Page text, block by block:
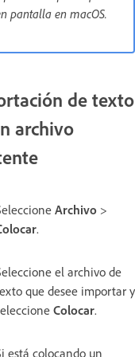
pantalla en macOS.
de texto
archivo
Archivo >
.
el archivo de
que desee importar y
Colocar.
está colocando un